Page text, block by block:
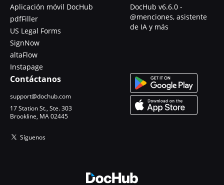
Aplicación móvil DocHub
pdfFiller
US Legal Forms
SignNow
altaFlow
Instapage
DocHub v6.6.0 -
@menciones, asistente
de IA y más
Contáctanos
support@dochub.com
17 Station St., Ste. 303
Brookline, MA 02445
Síguenos